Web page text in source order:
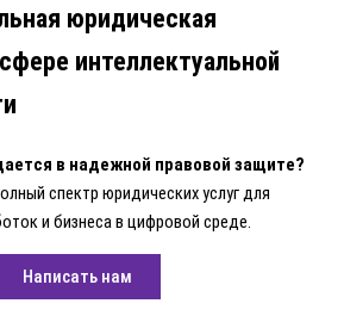
юридическая
интеллектуальной
в надежной правовой защите?
спектр юридических услуг для
и бизнеса в цифровой среде.
Написать нам